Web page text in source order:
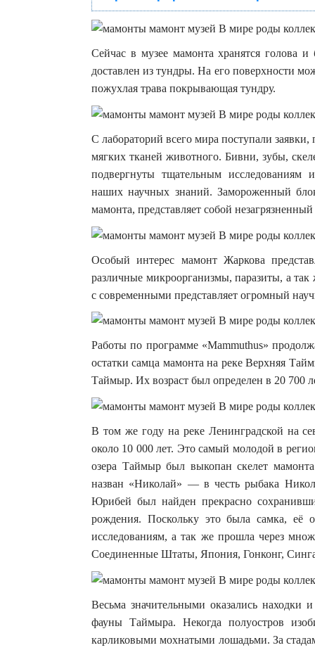
Сейчас в музее мамонта хранятся голова
доставлен из тундры. На его поверхности
пожухлая трава покрывающая тундру.
С лабораторий всего мира поступали
мягких тканей животного. Бивни, зубы,
подвергнуты тщательным исследованиям
наших научных знаний. Замороженный
мамонта, представляет собой
Особый интерес мамонт Жаркова
различные микроорганизмы, паразиты, а
с современными представляет огромный
Работы по программе «Mammuthus»
остатки самца мамонта на реке Верхняя
Таймыр. Их возраст был определен в 20 700
В том же году на реке Ленинградской на
около 10 000 лет. Это самый молодой в
озера Таймыр был выкопан скелет
назван «Николай» — в честь рыбака
Юрибей был найден прекрасно
рождения. Поскольку это была самка, её
исследованиям, а так же прошла через
Соединенные Штаты, Япония, Гонконг,
Весьма значительными оказались находки
фауны Таймыра. Некогда полуостров
карликовыми мохнатыми лошадьми. За